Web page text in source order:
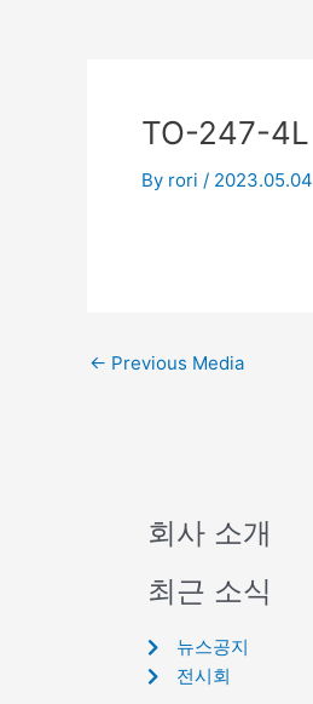
TO-247-4L
By rori / 2023.05.04
← Previous Media
회사 소개
최근 소식
뉴스공지
전시회